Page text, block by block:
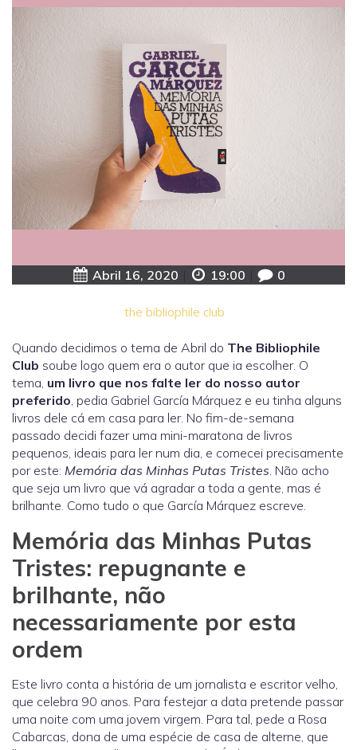
Abril 16, 2020 19:00 0
the bibliophile club
Quando decidimos o tema de Abril do The Bibliophile
Club soube logo quem era o autor que ia escolher. O
tema, um livro que nos falte ler do nosso autor
preferido, pedia Gabriel García Márquez e eu tinha alguns
livros dele cá em casa para ler. No fim-de-semana
passado decidi fazer uma mini-maratona de livros
pequenos, ideais para ler num dia, e comecei precisamente
por este: Memória das Minhas Putas Tristes. Não acho
que seja um livro que vá agradar a toda a gente, mas é
brilhante. Como tudo o que García Márquez escreve.
Memória das Minhas Putas
Tristes: repugnante e
brilhante, não
necessariamente por esta
ordem
Este livro conta a história de um jornalista e escritor velho,
que celebra 90 anos. Para festejar a data pretende passar
uma noite com uma jovem virgem. Para tal, pede a Rosa
Cabarcas, dona de uma espécie de casa de alterne, que